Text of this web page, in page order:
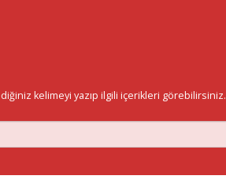
kelimeyi yazıp ilgili içerikleri görebilirsiniz.